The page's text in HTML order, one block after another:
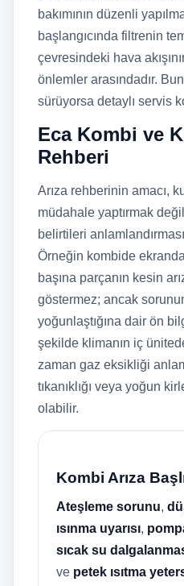
bakımının düzenli
başlangıcında filtrenin
çevresindeki hava
önlemler arasındadır.
sürüyorsa detaylı servis
Eca Kombi ve
Rehberi
Arıza rehberinin amacı,
müdahale yaptırmak
belirtileri
Örneğin kombide
başına parçanın kesin
göstermez; ancak
yoğunlaştığına dair ön
şekilde klimanın iç
zaman gaz eksikliği
tıkanıklığı veya yoğun
olabilir.
Kombi Arıza
Ateşleme sorunu,
ısınma uyarısı,
sıcak su
ve petek ısıtma